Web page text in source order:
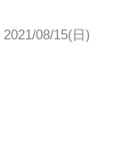
2021/08/15(日)